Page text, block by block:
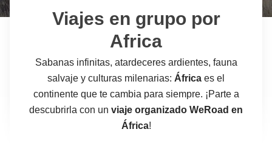
Viajes en grupo por
Africa
Sabanas infinitas, atardeceres ardientes, fauna
salvaje y culturas milenarias: África es el
continente que te cambia para siempre. ¡Parte a
descubrirla con un viaje organizado WeRoad en
África!